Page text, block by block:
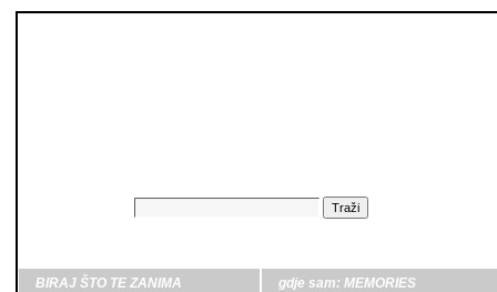
BIRAJ ŠTO TE ZANIMA gdje sam: MEMORIES